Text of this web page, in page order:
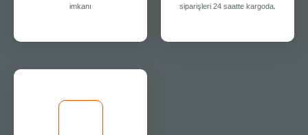
imkanı
siparişleri 24 saatte kargoda.